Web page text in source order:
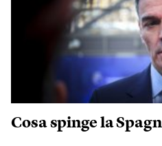
Cosa spinge la